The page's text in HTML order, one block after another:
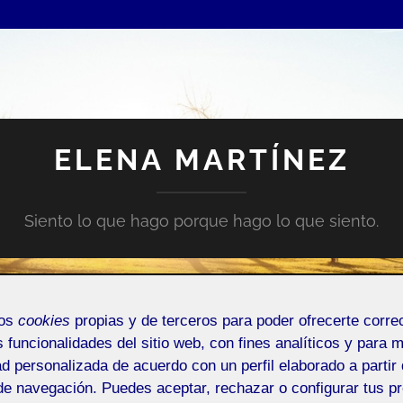
ELENA MARTÍNEZ
Siento lo que hago porque hago lo que siento.
DE INCIDENCIAS O SUGERENCIAS
cookies propias y de terceros para poder ofrecerte
funcionalidades del sitio web, con fines analíticos y para
personalizada de acuerdo con un perfil elaborado a partir
navegación. Puedes aceptar, rechazar o configurar tus